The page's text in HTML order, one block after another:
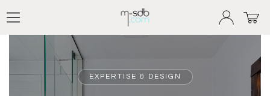
EXPERTISE & DESIGN